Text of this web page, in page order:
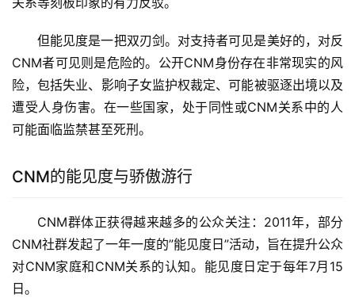
但能见度是一把双刃剑。对支持者可见是美好的，对反
CNM者可见则是危险的。公开CNM身份存在非常现实的风
险，包括失业、影响子女监护权裁定、可能被驱逐出境以及
遭受人身伤害。在一些国家，处于同性或CNM关系中的人
可能面临监禁甚至死刑。
CNM的能见度与骄傲游行
CNM群体正获得越来越多的公众关注：2011年，部分
CNM社群发起了一年一度的”能见度日”活动，旨在提升公众
对CNM家庭和CNM关系的认知。能见度日定于每年7月15
日。